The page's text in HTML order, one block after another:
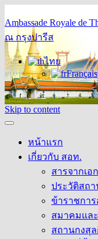
Ambassade Royale de
ณ กรุงปารีส
ไทย
Français
Skip to content
หน้าแรก
เกี่ยวกับ สอท.
สารจากเ
ประวัติสถ
ข้าราชกา
สมาคมแล
สถานกงสุ